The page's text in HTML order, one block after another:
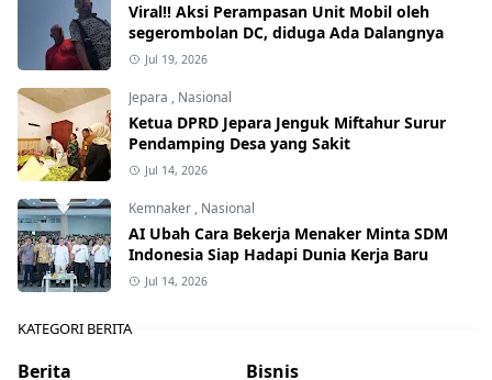
Viral!! Aksi Perampasan Unit Mobil oleh
segerombolan DC, diduga Ada Dalangnya
Jul 19, 2026
Jepara , Nasional
Ketua DPRD Jepara Jenguk Miftahur Surur
Pendamping Desa yang Sakit
Jul 14, 2026
Kemnaker , Nasional
AI Ubah Cara Bekerja Menaker Minta SDM
Indonesia Siap Hadapi Dunia Kerja Baru
Jul 14, 2026
KATEGORI BERITA
Berita
Bisnis